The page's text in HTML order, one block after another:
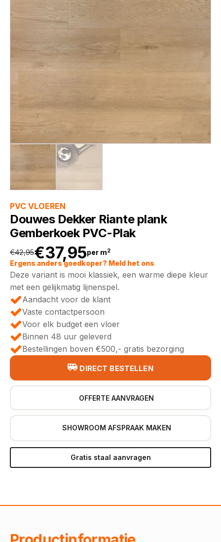
PVC VLOEREN
Douwes Dekker Riante plank
Gemberkoek PVC-Plak
€42,95
Oorspronkelijke
prijs
was:
€42,95.
€37,95
Huidige
prijs
is:
€37,95.
per m2
Ergens anders goedkoper? Meld het ons
Deze variant is mooi klassiek, een warme diepe kleur
met een gelijkmatig lijnenspel.
Aandacht voor de klant
Vaste contactpersoon
Voor elk budget een vloer
Binnen 48 uur geleverd
Bestellingen boven €500,- gratis bezorging
DIRECT BESTELLEN
OFFERTE AANVRAGEN
SHOWROOM AFSPRAAK MAKEN
Gratis staal aanvragen